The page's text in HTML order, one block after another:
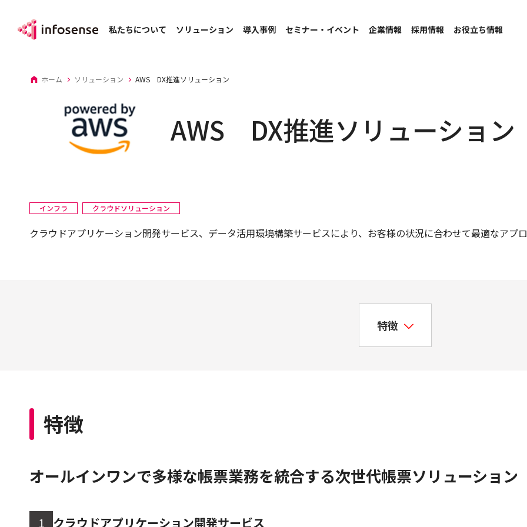
私たちについて ソリューション 導入事例 セミナー・イベント 企業情報 採用情報 お役立ち情報
ホーム ソリューション AWS DX推進ソリューション
AWS DX推進ソリューション
インフラ クラウドソリューション
クラウドアプリケーション開発サービス、データ活用環境構築サービスにより、お客様の状況に合わせて最適なアプ
特徴
特徴
オールインワンで多様な帳票業務を統合する次世代帳票ソリューション
1 クラウドアプリケーション開発サービス